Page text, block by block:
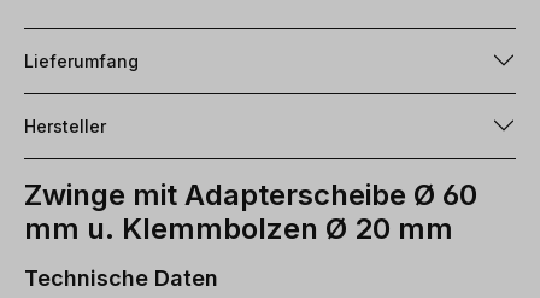
Lieferumfang
Hersteller
Zwinge mit Adapterscheibe Ø 60
mm u. Klemmbolzen Ø 20 mm
Technische Daten